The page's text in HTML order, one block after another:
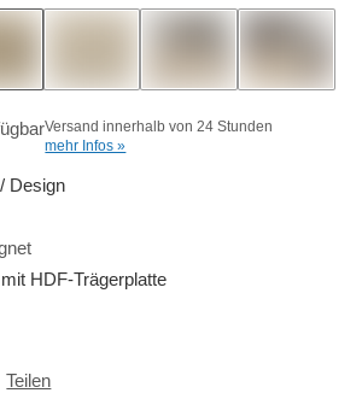
Versand innerhalb von 24 Stunden
mehr Infos »
Design
HDF-Trägerplatte
Teilen